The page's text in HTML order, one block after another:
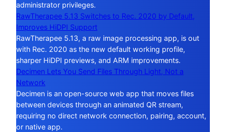
administrator privileges.
RawTherapee 5.13 Switches to Rec. 2020 by Default,
Improves HiDPI Support
RawTherapee 5.13, a raw image processing app, is out
with Rec. 2020 as the new default working profile,
sharper HiDPI previews, and ARM improvements.
Decimen Lets You Send Files Through Light, Not a
Network
Decimen is an open-source web app that moves files
between devices through an animated QR stream,
requiring no direct network connection, pairing, account,
or native app.